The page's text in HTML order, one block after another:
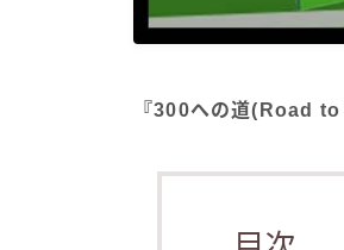
『300への道(Road